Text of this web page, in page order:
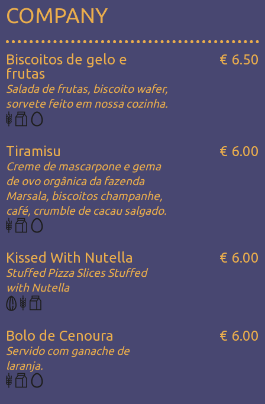
COMPANY
Biscoitos de gelo e
frutas
Salada de frutas, biscoito wafer,
sorvete feito em nossa cozinha.
€ 6.50
Tiramisu
Creme de mascarpone e gema
de ovo orgânica da fazenda
Marsala, biscoitos champanhe,
café, crumble de cacau salgado.
€ 6.00
Kissed With Nutella
Stuffed Pizza Slices Stuffed
with Nutella
€ 6.00
Bolo de Cenoura
Servido com ganache de
laranja.
€ 6.00